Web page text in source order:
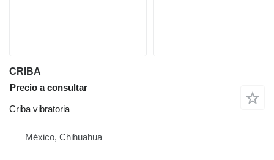
CRIBA
Precio a consultar
Criba vibratoria
México, Chihuahua